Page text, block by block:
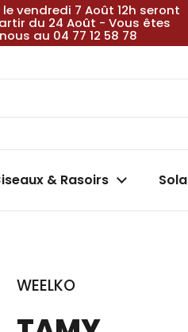
vendredi 7 Août 12h seront
du 24 Août - Vous êtes
au 04 77 12 58 78
& Rasoirs
WEELKO